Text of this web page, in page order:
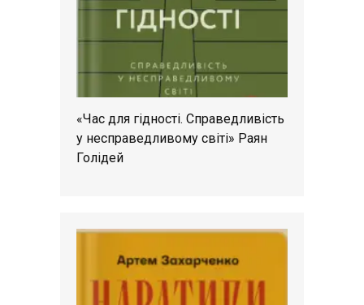
«Час для гідності. Справедливість
у несправедливому світі» Раян
Голідей